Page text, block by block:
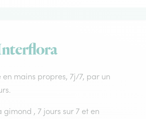
mains propres, 7j/7, par un
, 7 jours sur 7 et en